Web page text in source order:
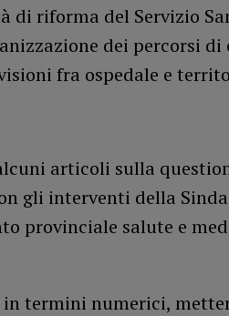
di riforma del Servizio
dei percorsi di
fra ospedale e
articoli sulla
gli interventi della
provinciale salute e
termini numerici,